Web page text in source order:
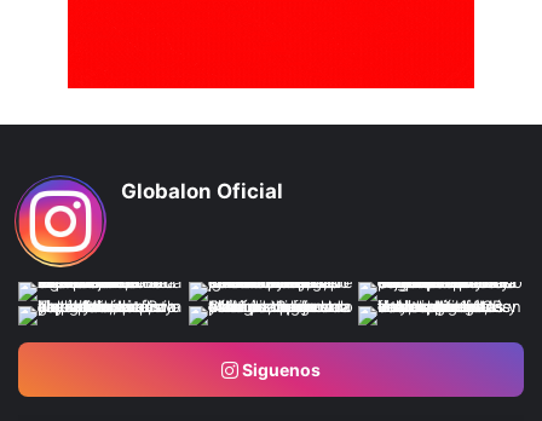
Globalon Oficial
Siguenos